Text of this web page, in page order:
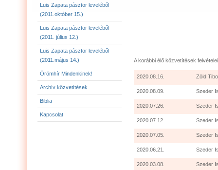
Luis Zapata pásztor leveléből
(2011.október 15.)
Luis Zapata pásztor leveléből
(2011. július 12.)
Luis Zapata pásztor leveléből
(2011.május 14.)
Örömhír Mindenkinek!
Archív közvetítések
Biblia
Kapcsolat
A korábbi élő közvetítések
2020.08.16. Zöld
2020.08.09. Szeder
2020.07.26. Szeder
2020.07.12. Szeder
2020.07.05. Szeder
2020.06.21. Szeder
2020.03.08. Szeder